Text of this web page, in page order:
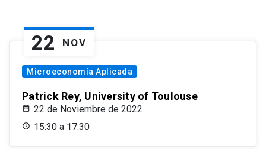
22 NOV
Microeconomía Aplicada
Patrick Rey, University of Toulouse
22 de Noviembre de 2022
15:30 a 17:30